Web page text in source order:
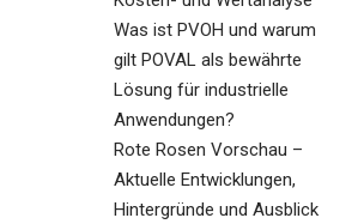
Was ist PVOH und warum
gilt POVAL als bewährte
Lösung für industrielle
Anwendungen?
Rote Rosen Vorschau –
Aktuelle Entwicklungen,
Hintergründe und Ausblick